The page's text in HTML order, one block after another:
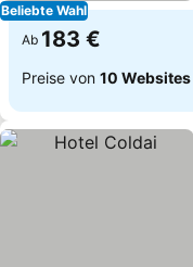
Beliebte Wahl
Ab 183 €
Preise von 10 Websites